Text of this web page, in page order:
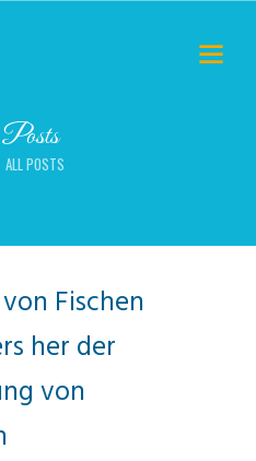
ALL POSTS
Fischen
her der
von